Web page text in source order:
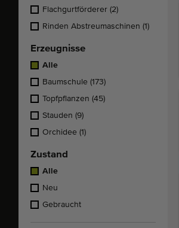
Flachgurtförderer (2)
Rinden Abstreumaschinen (1)
Erzeugnisse
Alle
Baumschule (173)
Topfpflanzen (45)
Stauden (9)
Orchidee (1)
Zustand
Alle
Neu
Gebraucht